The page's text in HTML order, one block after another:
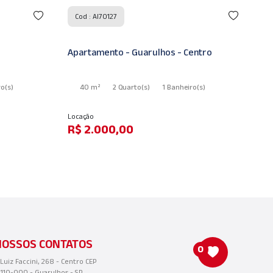
(s)
Cod : AI70150
Apartamento - Guarulhos - Centro
37 m² 1 Quarto(s) 1 Banheiro(s)
Venda
R$ 420.000,00
CONTATOS
Luiz Faccini, 268 - Centro CEP
0